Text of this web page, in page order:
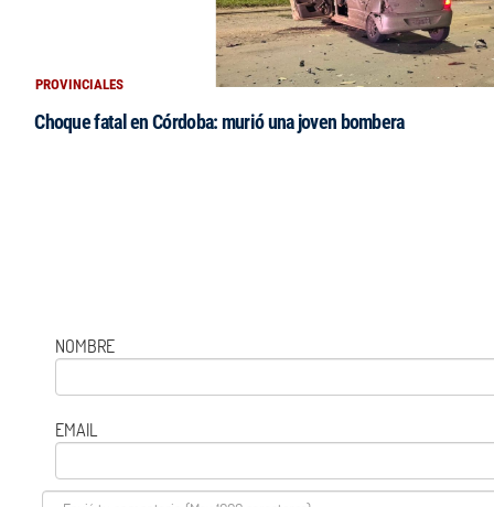
PROVINCIALES
Choque fatal en Córdoba: murió una joven bombera
NOMBRE
EMAIL